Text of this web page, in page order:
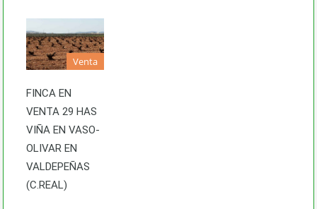
Venta
FINCA EN
VENTA 29 HAS
VIÑA EN VASO-
OLIVAR EN
VALDEPEÑAS
(C.REAL)